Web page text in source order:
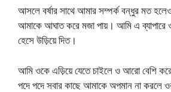
আসলে বর্ষার সাথে আমার সম্পর্ক বন্ধুর মত
আমাকে আঘাত করে মজা পায়। আমি এ
হেসে উড়িয়ে দিত।
আমি ওকে এড়িয়ে যেতে চাইলে ও আরো বেশি
পদে পদে সবার কাছে আমাকে অপমান না করলে